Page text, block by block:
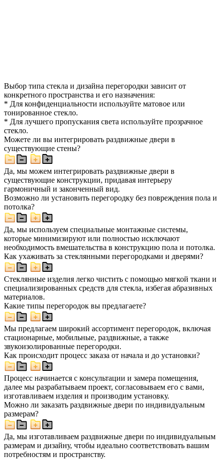
Выбор типа стекла и дизайна перегородки зависит от
конкретного пространства и его назначения:
* Для конфиденциальности используйте матовое или
тонированное стекло.
* Для лучшего пропускания света используйте прозрачное
стекло.
Можете ли вы интегрировать раздвижные двери в
существующие стены?
Да, мы можем интегрировать раздвижные двери в
существующие конструкции, придавая интерьеру
гармоничный и законченный вид.
Возможно ли установить перегородку без повреждения пола и
потолка?
Да, мы используем специальные монтажные системы,
которые минимизируют или полностью исключают
необходимость вмешательства в конструкцию пола и потолка.
Как ухаживать за стеклянными перегородками и дверями?
Стеклянные изделия легко чистить с помощью мягкой ткани и
специализированных средств для стекла, избегая абразивных
материалов.
Какие типы перегородок вы предлагаете?
Мы предлагаем широкий ассортимент перегородок, включая
стационарные, мобильные, раздвижные, а также
звукоизолированные перегородки.
Как происходит процесс заказа от начала и до установки?
Процесс начинается с консультации и замера помещения,
далее мы разрабатываем проект, согласовываем его с вами,
изготавливаем изделия и производим установку.
Можно ли заказать раздвижные двери по индивидуальным
размерам?
Да, мы изготавливаем раздвижные двери по индивидуальным
размерам и дизайну, чтобы идеально соответствовать вашим
потребностям и пространству.